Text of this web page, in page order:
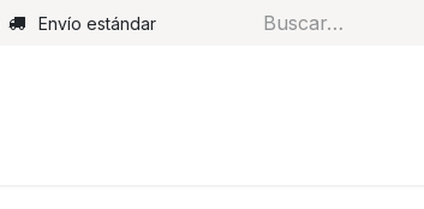
Envío estándar